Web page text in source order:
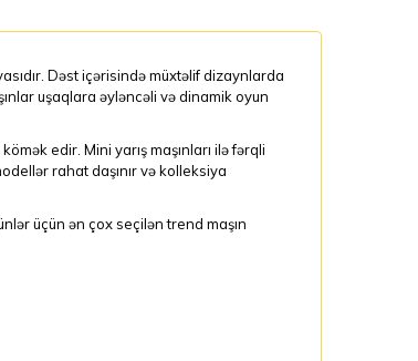
Dəst içərisində müxtəlif dizaynlarda
uşaqlara əyləncəli və dinamik oyun
edir. Mini yarış maşınları ilə fərqli
rahat daşınır və kolleksiya
üçün ən çox seçilən trend maşın